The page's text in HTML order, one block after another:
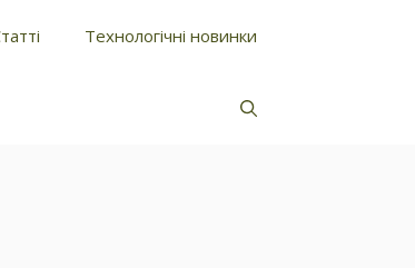
Технологічні новинки